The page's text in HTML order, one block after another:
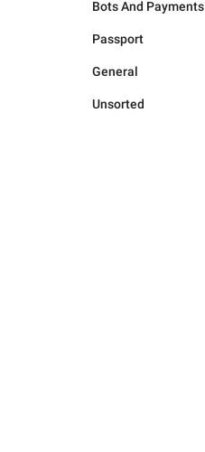
Bots And Payments
Passport
General
Unsorted